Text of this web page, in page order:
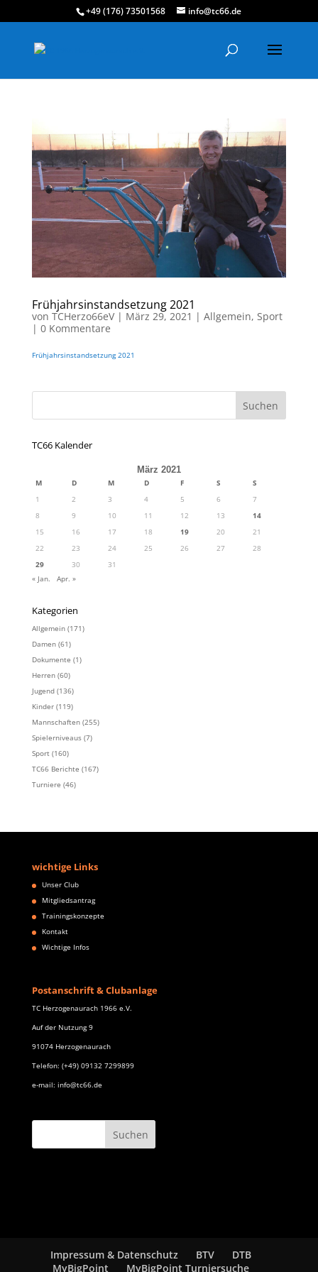
+49 (176) 73501568 info@tc66.de
Frühjahrsinstandsetzung 2021
von TCHerzo66eV| März 29, 2021 | Allgemein, Sport
| 0 Kommentare
Frühjahrsinstandsetzung 2021
TC66 Kalender
März 2021
M D M D F S
S
1
2 3 4 5 6
7
8
9 10 11 12 13
14
15
16 17 18 19 20
21
22
23 24 25 26 27
28
29
30
31
« Jan.
Apr. »
Kategorien
Allgemein(171)
Damen(61)
Dokumente (1)
Herren(60)
Jugend(136)
Kinder(119)
Mannschaften(255)
Spielerniveaus(7)
Sport(160)
TC66 Berichte (167)
Turniere (46)
wichtige Links
Unser Club
Mitgliedsantrag
Trainingskonzepte
Kontakt
Wichtige Infos
Postanschrift & Clubanlage
TC Herzogenaurach 1966 e.V.
Auf der Nutzung 9
91074 Herzogenaurach
Telefon: (+49) 09132 7299899
e-mail: info@tc66.de
Impressum & Datenschutz BTV
DTB
MyBigPoint
MyBigPoint Turniersuche